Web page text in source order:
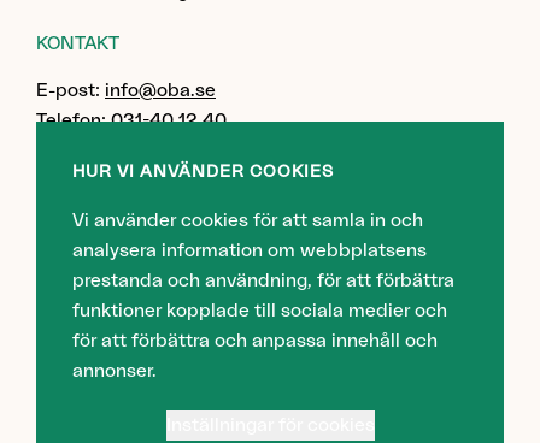
HUR VI ANVÄNDER COOKIES
Vi använder cookies för att samla in och
analysera information om webbplatsens
prestanda och användning, för att förbättra
funktioner kopplade till sociala medier och
för att förbättra och anpassa innehåll och
annonser.
KONTAKT
E-post: info@oba.se
Telefon: 031-40 12 40
Prästgårdsängen är ett bostadsområde i stadsdelen